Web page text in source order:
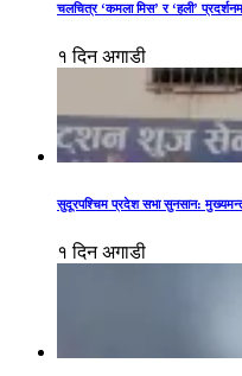
चलचित्र ‘कमला मिस’ र ‘हली’
१ दिन अगाडी
सुदूरपश्चिम प्रदेश सभा सुनसान:
१ दिन अगाडी